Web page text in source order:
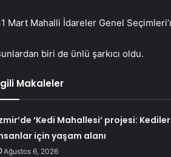
Mart Mahalli İdareler Genel
biri de ünlü şarkıcı oldu.
Makaleler
‘Kedi Mahallesi’ projesi:
için yaşam alanı
Ağustos 6, 2026